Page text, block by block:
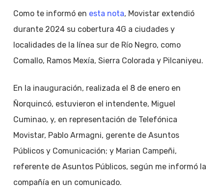
Como te informó en esta nota, Movistar extendió
durante 2024 su cobertura 4G a ciudades y
localidades de la línea sur de Río Negro, como
Comallo, Ramos Mexía, Sierra Colorada y Pilcaniyeu.
En la inauguración, realizada el 8 de enero en
Ñorquincó, estuvieron el intendente, Miguel
Cuminao, y, en representación de Telefónica
Movistar, Pablo Armagni, gerente de Asuntos
Públicos y Comunicación; y Marian Campeñi,
referente de Asuntos Públicos, según me informó la
compañía en un comunicado.